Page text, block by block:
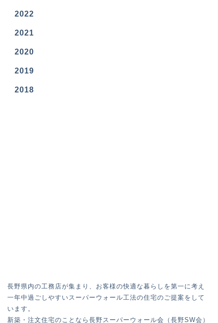
2022
2021
2020
2019
2018
長野県内の工務店が集まり、お客様の快適な暮らしを第一に考え
一年中過ごしやすいスーパーウォール工法の住宅のご提案をして
います。
新築・注文住宅のことなら長野スーパーウォール会（長野SW会）